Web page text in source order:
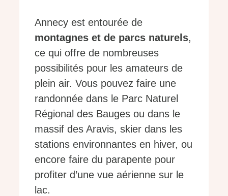
Annecy est entourée de
montagnes et de parcs naturels,
ce qui offre de nombreuses
possibilités pour les amateurs de
plein air. Vous pouvez faire une
randonnée dans le Parc Naturel
Régional des Bauges ou dans le
massif des Aravis, skier dans les
stations environnantes en hiver, ou
encore faire du parapente pour
profiter d’une vue aérienne sur le
lac.